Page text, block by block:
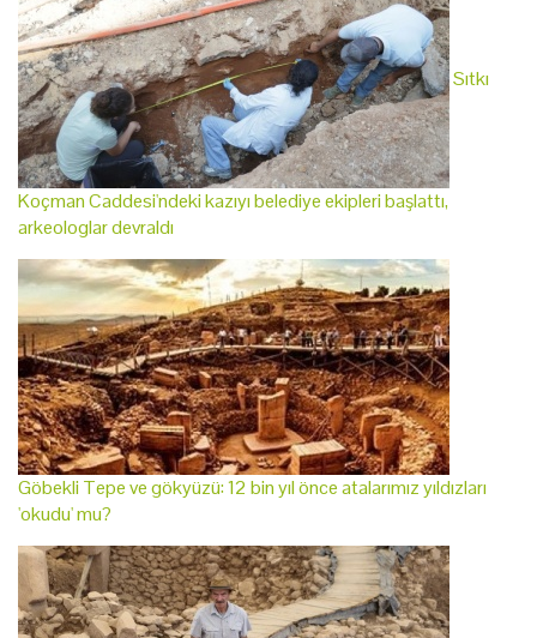
Sıtkı
Koçman Caddesi'ndeki kazıyı belediye ekipleri başlattı,
arkeologlar devraldı
Göbekli Tepe ve gökyüzü: 12 bin yıl önce atalarımız yıldızları
'okudu' mu?